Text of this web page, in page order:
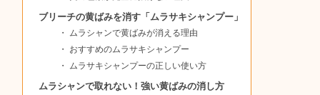
ブリーチの黄ばみを消す「ムラサキシャンプー」
ムラシャンで黄ばみが消える理由
おすすめのムラサキシャンプー
ムラサキシャンプーの正しい使い方
ムラシャンで取れない！強い黄ばみの消し方